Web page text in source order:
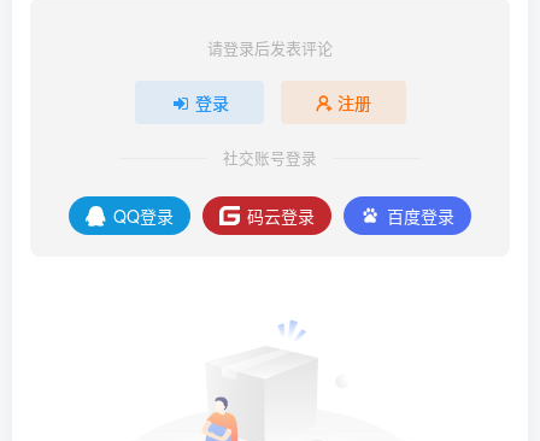
请登录后发表评论
登录 注册
社交账号登录
QQ登录 码云登录 百度登录